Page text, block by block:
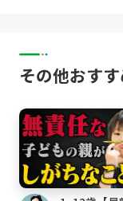
お世話になって
活動をしていま
に見えるかもし
信しています😊
▼チャンネルで
その他おす